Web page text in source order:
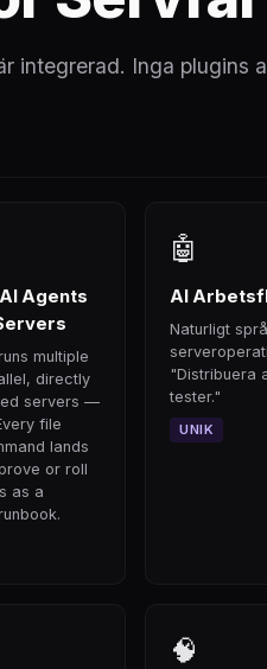
integrerad. Inga plugins
Agents
multiple
directly
servers —
file
lands
or roll
as a
🤖
AI
Naturligt
"Distribuera
tester."
UNIK
🧠